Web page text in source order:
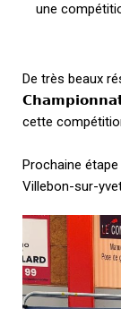
une
De très beaux
cette
Prochaine
Villebon-sur-